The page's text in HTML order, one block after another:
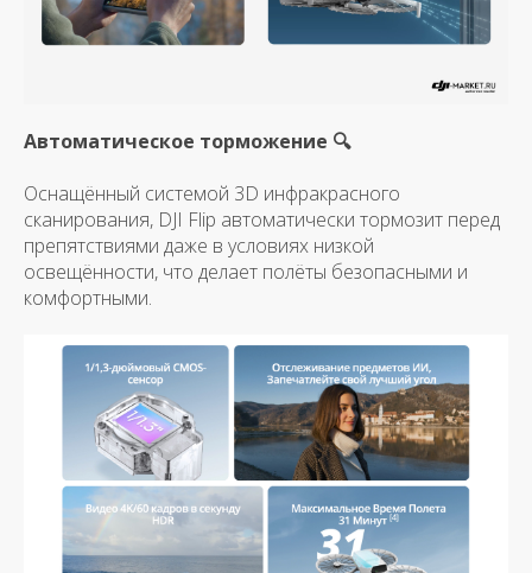
Автоматическое торможение 🔍
Оснащённый системой 3D инфракрасного
сканирования, DJI Flip автоматически тормозит перед
препятствиями даже в условиях низкой
освещённости, что делает полёты безопасными и
комфортными.